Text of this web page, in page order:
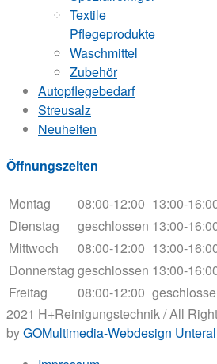
Textile
Pflegeprodukte
Waschmittel
Zubehör
Autopflegebedarf
Streusalz
Neuheiten
Öffnungszeiten
Montag 08:00-12:00 13:00-
Dienstag
geschlossen 13:00-
Mittwoch
08:00-12:00 13:00-
Donnerstag geschlossen 13:00-
Freitag
08:00-12:00
2021 H+Reinigungstechnik / All
byGOMultimedia-Webdesign